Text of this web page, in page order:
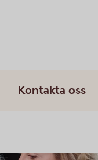
Kontakta oss